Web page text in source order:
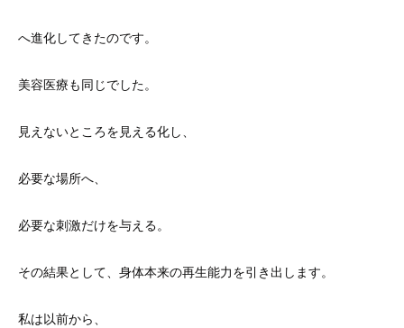
へ進化してきたのです。
美容医療も同じでした。
見えないところを見える化し、
必要な場所へ、
必要な刺激だけを与える。
その結果として、身体本来の再生能力を引き出します。
私は以前から、